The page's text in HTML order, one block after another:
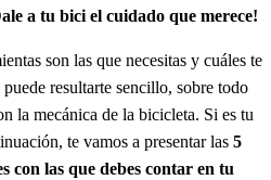
a tu bici el cuidado que merece!
son las que necesitas y cuáles te
resultarte sencillo, sobre todo
la mecánica de la bicicleta. Si es tu
te vamos a presentar las 5
con las que debes contar en tu